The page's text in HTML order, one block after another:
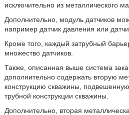
исключительно из металлического
Дополнительно, модуль датчиков
например датчик давления или
Кроме того, каждый затрубный
множество датчиков.
Также, описанная выше система
дополнительно содержать вторую
конструкцию скважины,
трубной конструкции скважины.
Дополнительно, вторая